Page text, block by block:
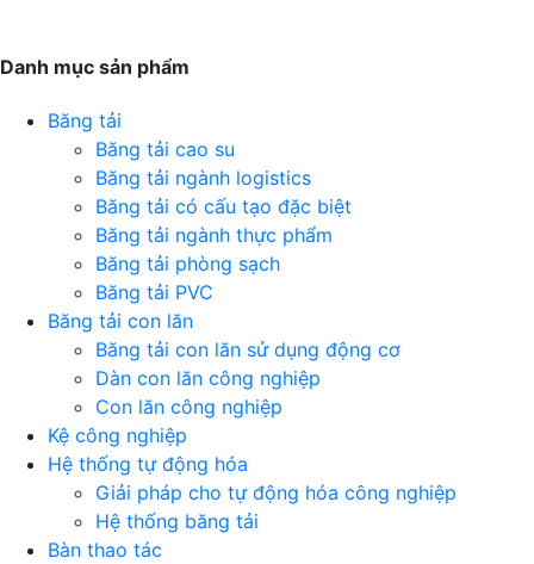
Danh mục sản phẩm
Băng tải
Băng tải cao su
Băng tải ngành logistics
Băng tải có cấu tạo đặc biệt
Băng tải ngành thực phẩm
Băng tải phòng sạch
Băng tải PVC
Băng tải con lăn
Băng tải con lăn sử dụng động cơ
Dàn con lăn công nghiệp
Con lăn công nghiệp
Kệ công nghiệp
Hệ thống tự động hóa
Giải pháp cho tự động hóa công nghiệp
Hệ thống băng tải
Bàn thao tác